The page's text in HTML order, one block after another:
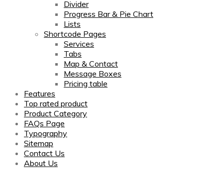
Divider
Progress Bar & Pie Chart
Lists
Shortcode Pages
Services
Tabs
Map & Contact
Message Boxes
Pricing table
Features
Top rated product
Product Category
FAQs Page
Typography
Sitemap
Contact Us
About Us